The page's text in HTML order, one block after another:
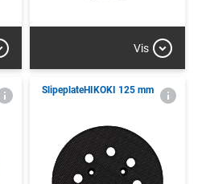
Vis
SlipeplateHIKOKI 125 mm